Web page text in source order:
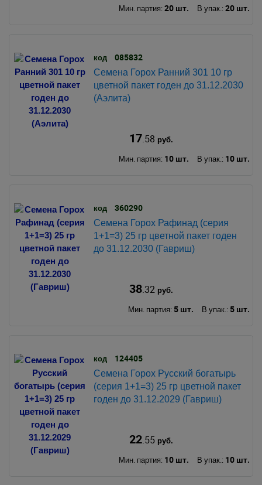
Мин. партия: 20 шт. В упак.: 20 шт.
код 085832
Семена Горох Ранний 301 10 гр
цветной пакет годен до 31.12.2030
(Аэлита)
17.58 руб.
Мин. партия: 10 шт. В упак.: 10 шт.
код 360290
Семена Горох Рафинад (серия
1+1=3) 25 гр цветной пакет годен
до 31.12.2030 (Гавриш)
38.32 руб.
Мин. партия: 5 шт. В упак.: 5 шт.
код 124405
Семена Горох Русский богатырь
(серия 1+1=3) 25 гр цветной пакет
годен до 31.12.2029 (Гавриш)
22.55руб.
Мин. партия: 10 шт. В упак.: 10 шт.